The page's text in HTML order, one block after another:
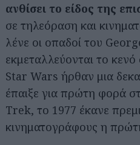
ανθίσει το είδος της
σε τηλεόραση και
λένε οι οπαδοί του
εκμεταλλεύονται το
Star Wars ήρθαν μια
έπαιξε για πρώτη φορά
Trek, το 1977 έκανε
κινηματογράφους η